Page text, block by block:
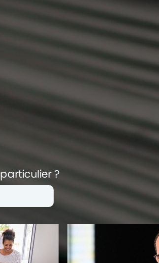
particulier ?
conseils
insolite